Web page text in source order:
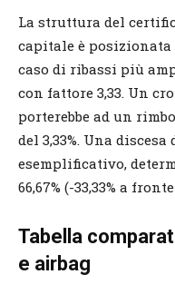
La struttura del
capitale è posizionata
caso di ribassi più
con fattore 3,33. Un
porterebbe ad un
del 3,33%. Una
esemplificativo,
66,67% (-33,33% a
Tabella
e airbag